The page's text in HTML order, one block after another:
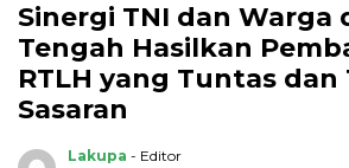
Sinergi TNI dan Warga
Tengah Hasilkan
RTLH yang Tuntas dan
Sasaran
Lakupa - Editor